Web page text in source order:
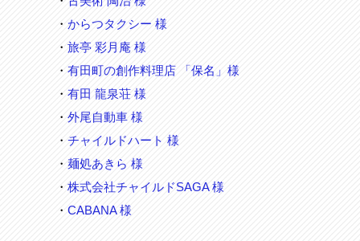
・ からつタクシー 様
・ 旅亭 彩月庵 様
・ 有田町の創作料理店 「保名」様
・ 有田 龍泉荘 様
・ 外尾自動車 様
・ チャイルドハート 様
・ 麺処あきら 様
・ 株式会社チャイルドSAGA 様
・ CABANA 様